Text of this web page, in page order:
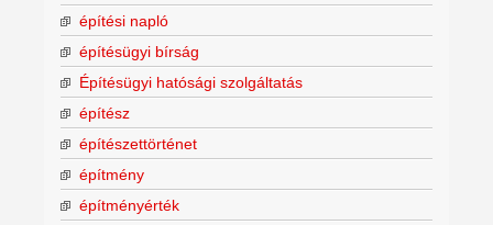
építési napló
építésügyi bírság
Építésügyi hatósági szolgáltatás
építész
építészettörténet
építmény
építményérték